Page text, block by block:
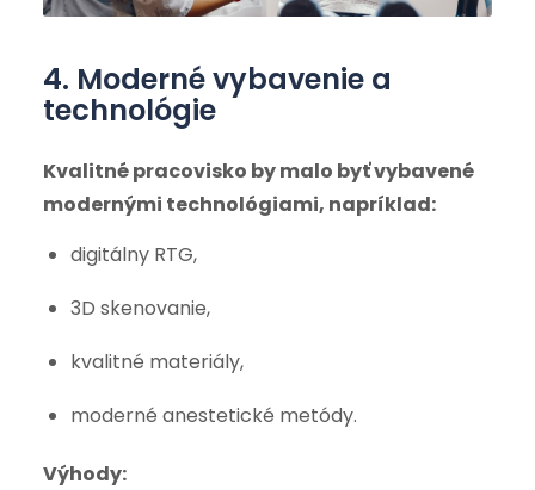
4. Moderné vybavenie a
technológie
Kvalitné pracovisko by malo byť vybavené
modernými technológiami, napríklad:
digitálny RTG,
3D skenovanie,
kvalitné materiály,
moderné anestetické metódy.
Výhody: